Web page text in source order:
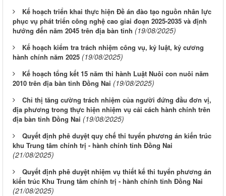
Kế hoạch triển khai thực hiện Đề án đào tạo nguồn nhân lực
phục vụ phát triển công nghệ cao giai đoạn 2025-2035 và định
hướng đến năm 2045 trên địa bàn tỉnh (19/08/2025)
Kế hoạch kiểm tra trách nhiệm công vụ, kỷ luật, kỷ cương
hành chính năm 2025 (19/08/2025)
Kế hoạch tổng kết 15 năm thi hành Luật Nuôi con nuôi năm
2010 trên địa bàn tỉnh Đồng Nai (19/08/2025)
Chỉ thị tăng cường trách nhiệm của người đứng đầu đơn vị,
địa phương trong thực hiện nhiệm vụ cải cách hành chính trên
địa bàn tỉnh Đồng Nai (19/08/2025)
Quyết định phê duyệt quy chế thi tuyển phương án kiến trúc
khu Trung tâm chính trị - hành chính tỉnh Đồng Nai
(21/08/2025)
Quyết định phê duyệt nhiệm vụ thiết kế thi tuyển phương án
kiến trúc Khu Trung tâm chính trị - hành chính tỉnh Đồng Nai
(21/08/2025)